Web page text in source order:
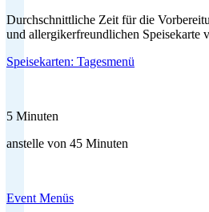
Durchschnittliche Zeit für die
und allergikerfreundlichen Speisekarte
Speisekarten: Tagesmenü
5 Minuten
anstelle von 45 Minuten
Event Menüs